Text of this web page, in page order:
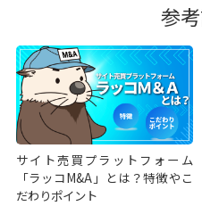
参
サイト売買プラットフォーム
「ラッコM&A」とは？特徴やこ
だわりポイント